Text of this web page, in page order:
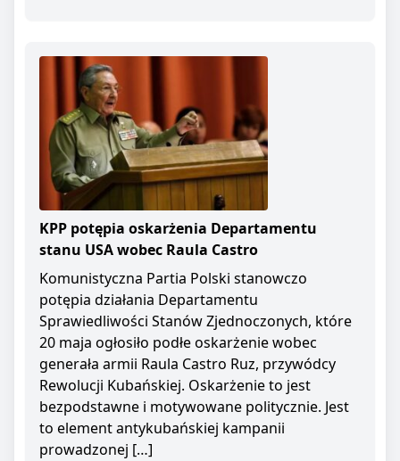
KPP potępia oskarżenia Departamentu
stanu USA wobec Raula Castro
Komunistyczna Partia Polski stanowczo
potępia działania Departamentu
Sprawiedliwości Stanów Zjednoczonych, które
20 maja ogłosiło podłe oskarżenie wobec
generała armii Raula Castro Ruz, przywódcy
Rewolucji Kubańskiej. Oskarżenie to jest
bezpodstawne i motywowane politycznie. Jest
to element antykubańskiej kampanii
prowadzonej […]